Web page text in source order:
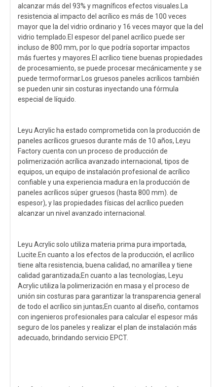
alcanzar más del 93% y magníficos efectos visuales.La
resistencia al impacto del acrílico es más de 100 veces
mayor que la del vidrio ordinario y 16 veces mayor que la del
vidrio templado.El espesor del panel acrílico puede ser
incluso de 800 mm, por lo que podría soportar impactos
más fuertes y mayores.El acrílico tiene buenas propiedades
de procesamiento, se puede procesar mecánicamente y se
puede termoformar.Los gruesos paneles acrílicos también
se pueden unir sin costuras inyectando una fórmula
especial de líquido.
Leyu Acrylic ha estado comprometida con la producción de
paneles acrílicos gruesos durante más de 10 años, Leyu
Factory cuenta con un proceso de producción de
polimerización acrílica avanzado internacional, tipos de
equipos, un equipo de instalación profesional de acrílico
confiable y una experiencia madura en la producción de
paneles acrílicos súper gruesos (hasta 800 mm). de
espesor), y las propiedades físicas del acrílico pueden
alcanzar un nivel avanzado internacional.
Leyu Acrylic solo utiliza materia prima pura importada,
Lucite.En cuanto a los efectos de la producción, el acrílico
tiene alta resistencia, buena calidad, no amarillea y tiene
calidad garantizada;En cuanto a las tecnologías, Leyu
Acrylic utiliza la polimerización en masa y el proceso de
unión sin costuras para garantizar la transparencia general
de todo el acrílico sin juntas;En cuanto al diseño, contamos
con ingenieros profesionales para calcular el espesor más
seguro de los paneles y realizar el plan de instalación más
adecuado, brindando servicio EPCT.